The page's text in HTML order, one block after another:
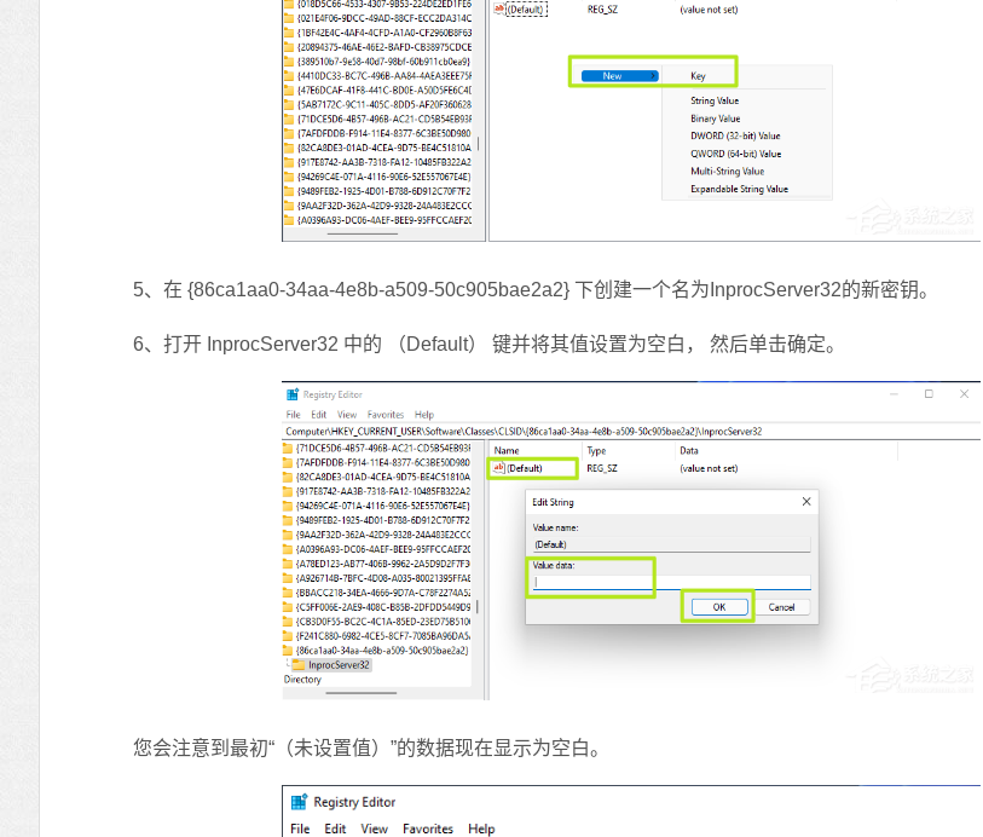
5、在 {86ca1aa0-34aa-4e8b-a509-50c905bae2a2} 下创建一个名为InprocServer32的新密钥。
6、打开 InprocServer32 中的 （Default） 键并将其值设置为空白， 然后单击确定。
您会注意到最初“（未设置值）”的数据现在显示为空白。